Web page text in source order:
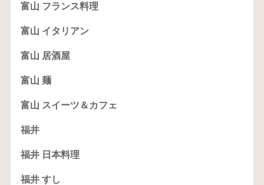
富山 フランス料理
富山 イタリアン
富山 居酒屋
富山 麺
富山 スイーツ＆カフェ
福井
福井 日本料理
福井 すし